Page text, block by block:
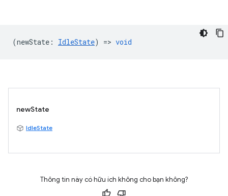
(newState : IdleState) => void
newState
IdleState
Thông tin này có hữu ích không cho bạn không?